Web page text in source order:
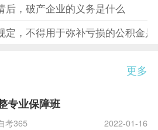
后，破产企业的义务是什么
定，不得用于弥补亏损的公积金是
更多
专业保障班
考365 2022-01-16